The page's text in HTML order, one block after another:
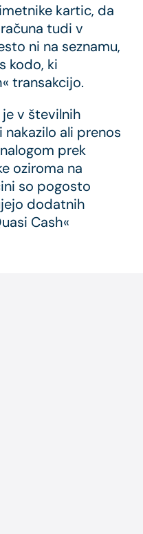
kartic, da
tudi v
ni na seznamu,
kodo, ki
transakcijo.
v številnih
ali prenos
prek
oziroma na
so pogosto
dodatnih
Cash«